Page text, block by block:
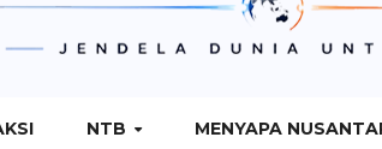
NTB MENYAPA